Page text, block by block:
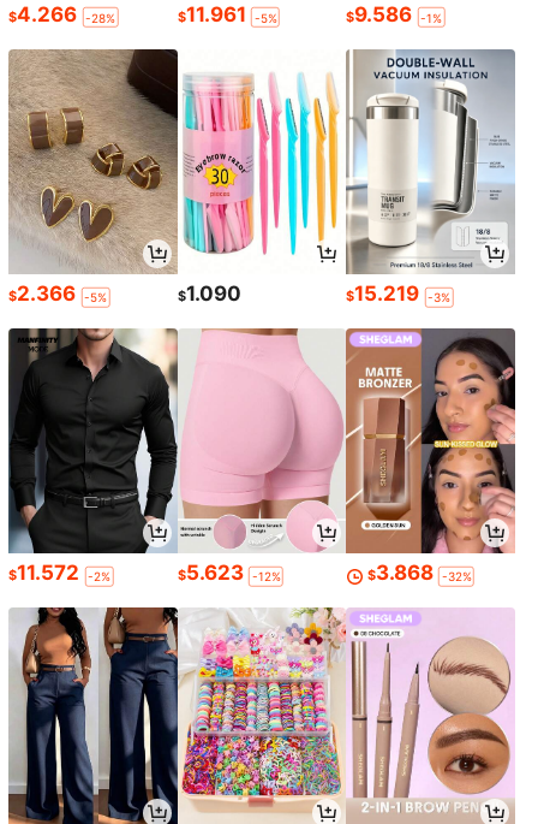
$4.266 -28% $11.961 -5% $9.586 -1%
$2.366 -5% $1.090 $15.219 -3%
$11.572 -2% $5.623 -12% $3.868 -32%